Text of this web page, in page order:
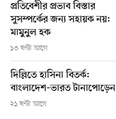
প্রতিবেশীর প্রভাব বিস্তার
সুসম্পর্কের জন্য সহায়ক নয়:
মামুনুল হক
১৩ ঘণ্টা আগে
দিল্লিতে হাসিনা বিতর্ক:
বাংলাদেশ-ভারত টানাপোড়েন
২১ ঘণ্টা আগে